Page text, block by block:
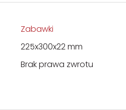
Zabawki
225x300x22 mm
Brak prawa zwrotu